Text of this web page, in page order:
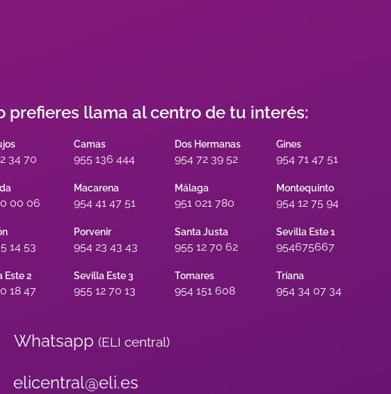
prefieres llama al centro de tu interés:
34 70
Camas
955 136 444
Dos Hermanas
954 72 39 52
Gines
954 71 47 51
00 06
Macarena
954 41 47 51
Málaga
951 021 780
Montequinto
954 12 75 94
14 53
Porvenir
954 23 43 43
Santa Justa
955 12 70 62
Sevilla Este 1
954675667
Este 2
18 47
Sevilla Este 3
955 12 70 13
Tomares
954 151 608
Triana
954 34 07 34
Whatsapp (ELI central)
elicentral@eli.es